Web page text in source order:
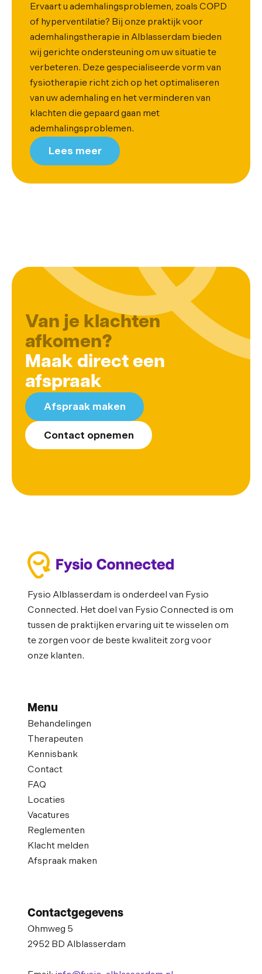
Ervaart u ademhalingsproblemen, zoals COPD
of hyperventilatie? Bij onze praktijk voor
ademhalingstherapie in Alblasserdam bieden
wij gerichte ondersteuning om uw situatie te
verbeteren. Deze gespecialiseerde vorm van
fysiotherapie richt zich op het optimaliseren
van uw ademhaling en het verminderen van
klachten die gepaard gaan met
ademhalingsproblemen.
Lees meer
Van je klachten
afkomen?
Maak direct een
afspraak
Afspraak maken
Contact opnemen
Fysio Alblasserdam is onderdeel van Fysio
Connected. Het doel van Fysio Connected is om
tussen de praktijken ervaring uit te wisselen om
te zorgen voor de beste kwaliteit zorg voor
onze klanten.
Menu
Behandelingen
Therapeuten
Kennisbank
Contact
FAQ
Locaties
Vacatures
Reglementen
Klacht melden
Afspraak maken
Contactgegevens
Ohmweg 5
2952 BD Alblasserdam